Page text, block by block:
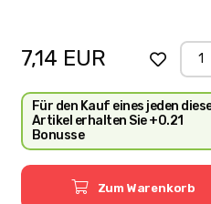
7,14 EUR
Für den Kauf eines jeden
Artikel erhalten Sie +0.21
Bonusse
Zum Warenkorb